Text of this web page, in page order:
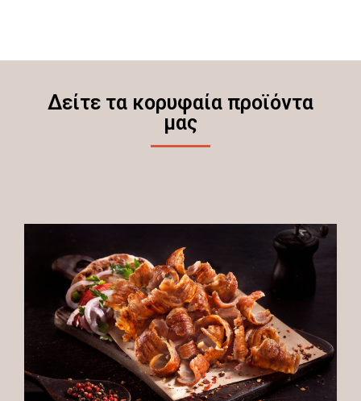
Δείτε τα κορυφαία προϊόντα
μας